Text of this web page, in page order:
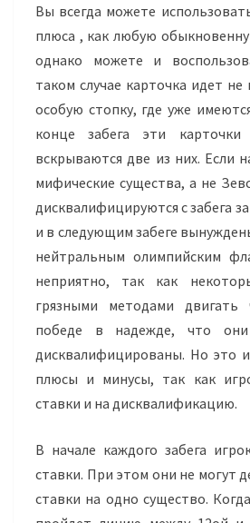
Вы всегда можете
плюса , как любую
однако можете и
таком случае карточка идет
особую стопку, где уже
конце забега эти
вскрываются две из них. Если
мифические существа, а не
дисквалифицируются с забега
и в следующим забеге
нейтральным олимпийским
неприятно, так как
грязными методами
победе в надежде, что
дисквалифицированы. Но это
плюсы и минусы, так как
ставки и на дисквалификацию.
В начале каждого забега
ставки. При этом они не могут
ставки на одно существо.